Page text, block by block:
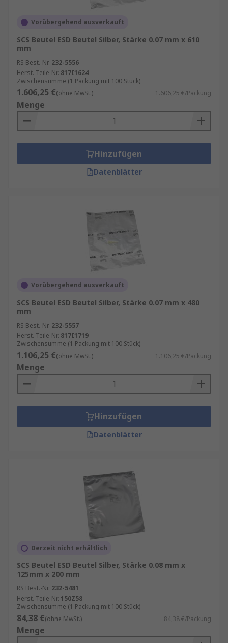
Vorübergehend ausverkauft
SCS Beutel ESD Beutel Silber, Stärke 0.07 mm x 610
mm
RS Best.-Nr. 232-5556
Herst. Teile-Nr. 817I1624
Zwischensumme (1 Packung mit 100 Stück)
1.606,25 €(ohne MwSt.) 1.606,25 €/Packung
Menge
Hinzufügen
Datenblätter
Vorübergehend ausverkauft
SCS Beutel ESD Beutel Silber, Stärke 0.07 mm x 480
mm
RS Best.-Nr. 232-5557
Herst. Teile-Nr. 817I1719
Zwischensumme (1 Packung mit 100 Stück)
1.106,25 €(ohne MwSt.) 1.106,25 €/Packung
Menge
Hinzufügen
Datenblätter
Derzeit nicht erhältlich
SCS Beutel ESD Beutel Silber, Stärke 0.08 mm x
125mm x 200 mm
RS Best.-Nr. 232-5481
Herst. Teile-Nr. 150Z58
Zwischensumme (1 Packung mit 100 Stück)
84,38 €(ohne MwSt.) 84,38 €/Packung
Menge